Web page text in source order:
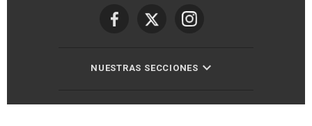
NUESTRAS SECCIONES